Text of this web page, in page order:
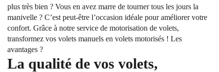
plus très bien ? Vous en avez marre de tourner tous les jours la
manivelle ? C’est peut-être l’occasion idéale pour améliorer votre
confort. Grâce à notre service de motorisation de volets,
transformez vos volets manuels en volets motorisés ! Les
avantages ?
La qualité de vos volets,